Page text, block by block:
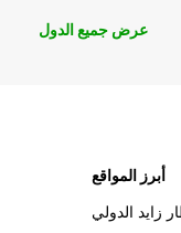
عرض جميع الدول
أبرز المواقع
زايد الدولي